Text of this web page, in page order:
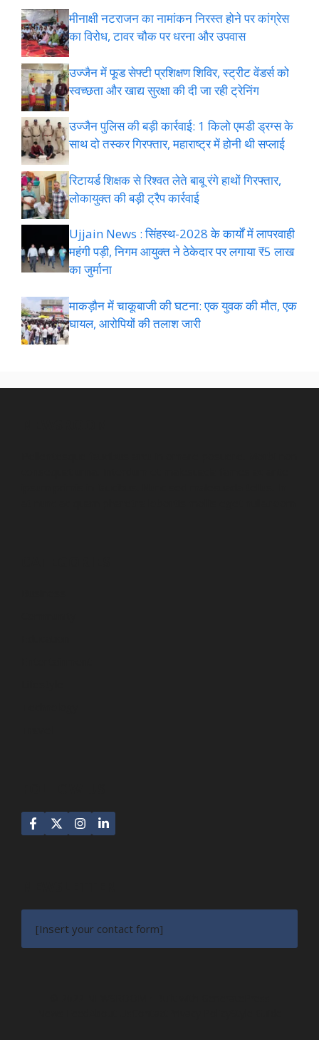
मीनाक्षी नटराजन का नामांकन निरस्त होने पर कांग्रेस
का विरोध, टावर चौक पर धरना और उपवास
उज्जैन में फूड सेफ्टी प्रशिक्षण शिविर, स्ट्रीट वेंडर्स को
स्वच्छता और खाद्य सुरक्षा की दी जा रही ट्रेनिंग
उज्जैन पुलिस की बड़ी कार्रवाई: 1 किलो एमडी ड्रग्स के
साथ दो तस्कर गिरफ्तार, महाराष्ट्र में होनी थी सप्लाई
रिटायर्ड शिक्षक से रिश्वत लेते बाबू रंगे हाथों गिरफ्तार,
लोकायुक्त की बड़ी ट्रैप कार्रवाई
Ujjain News : सिंहस्थ-2028 के कार्यों में लापरवाही
महंगी पड़ी, निगम आयुक्त ने ठेकेदार पर लगाया ₹5 लाख
का जुर्माना
माकड़ौन में चाकूबाजी की घटना: एक युवक की मौत, एक
घायल, आरोपियों की तलाश जारी
[Insert your contact form]